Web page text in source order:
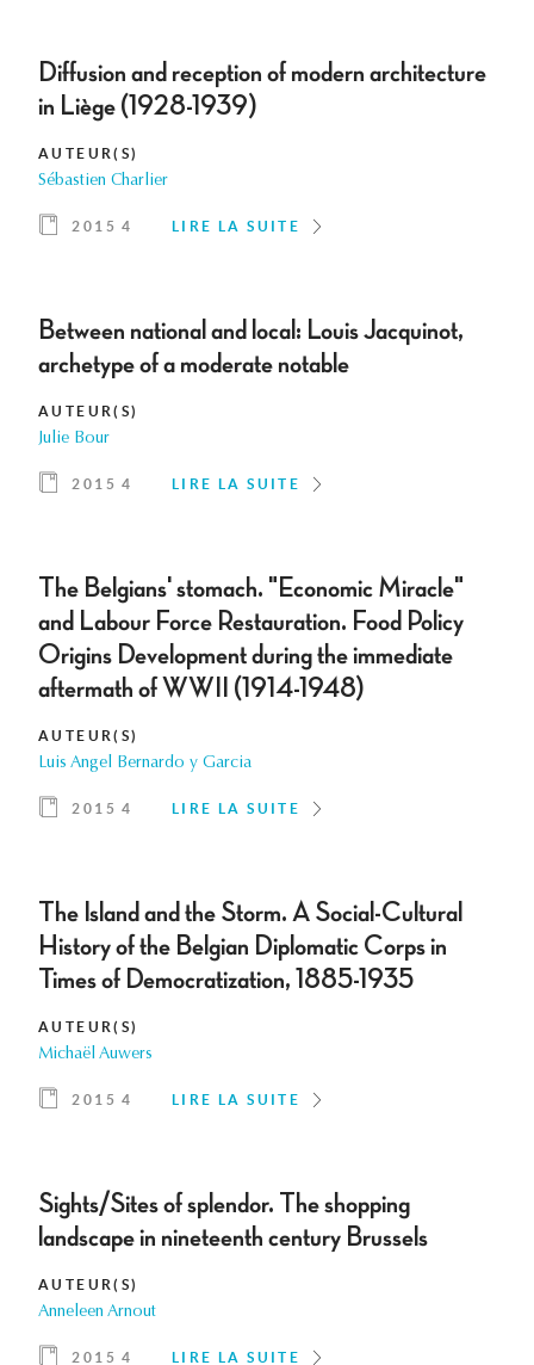
Diffusion and reception of modern architecture
in Liège (1928-1939)
AUTEUR(S)
Sébastien Charlier
2015 4 LIRE LA SUITE
Between national and local: Louis Jacquinot,
archetype of a moderate notable
AUTEUR(S)
Julie Bour
2015 4 LIRE LA SUITE
The Belgians' stomach. "Economic Miracle"
and Labour Force Restauration. Food Policy
Origins Development during the immediate
aftermath of WWII (1914-1948)
AUTEUR(S)
Luis Angel Bernardo y Garcia
2015 4 LIRE LA SUITE
The Island and the Storm. A Social-Cultural
History of the Belgian Diplomatic Corps in
Times of Democratization, 1885-1935
AUTEUR(S)
Michaël Auwers
2015 4 LIRE LA SUITE
Sights/Sites of splendor. The shopping
landscape in nineteenth century Brussels
AUTEUR(S)
Anneleen Arnout
2015 4 LIRE LA SUITE